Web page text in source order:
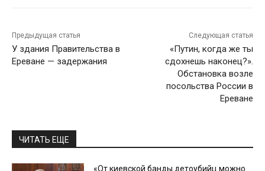
Предыдущая статья
У здания Правительства в
Ереване — задержания
Следующая статья
«Путин, когда же ты
сдохнешь наконец?».
Обстановка возле
посольства России в
Ереване
ЧИТАТЬ ЕЩЕ
«От киевской банды детоубийц можно